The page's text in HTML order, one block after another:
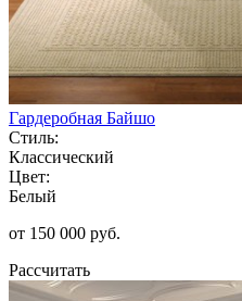
Гардеробная Байшо
Стиль:
Классический
Цвет:
Белый
от 150 000 руб.
Рассчитать